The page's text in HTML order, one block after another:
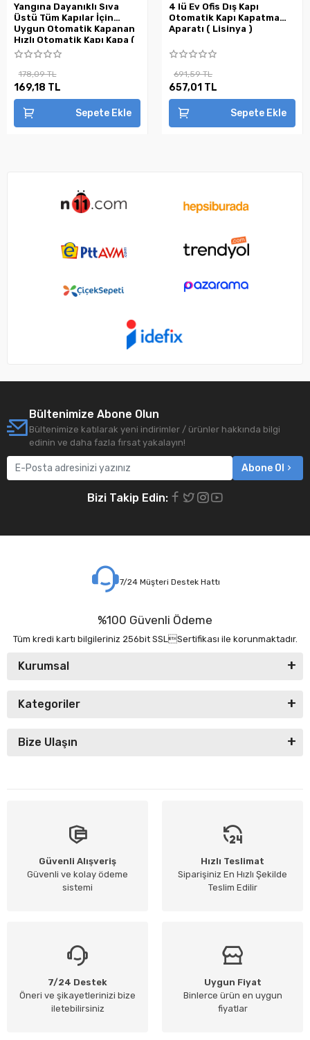
Yangına Dayanıklı Sıva
Üstü Tüm Kapılar İçin
Uygun Otomatik Kapanan
Hızlı Otomatik Kapı Kapa (
Lisinya )
178,09 TL
169,18 TL
Sepete Ekle
4 lü Ev Ofis Dış Kapı
Otomatik Kapı Kapatma
Aparatı ( Lisinya )
691,59 TL
657,01 TL
Sepete Ekle
Bültenimize Abone Olun
Bültenimize katılarak yeni indirimler / ürünler hakkında bilgi
edinin ve daha fazla fırsat yakalayın!
Abone Ol
Bizi Takip Edin:
7/24 Müşteri Destek Hattı
%100 Güvenli Ödeme
Tüm kredi kartı bilgileriniz 256bit SSLSertifikası ile korunmaktadır.
Kurumsal
Kategoriler
Bize Ulaşın
Güvenli Alışveriş
Güvenli ve kolay ödeme
sistemi
Hızlı Teslimat
Siparişiniz En Hızlı Şekilde
Teslim Edilir
7/24 Destek
Öneri ve şikayetlerinizi bize
iletebilirsiniz
Uygun Fiyat
Binlerce ürün en uygun
fiyatlar